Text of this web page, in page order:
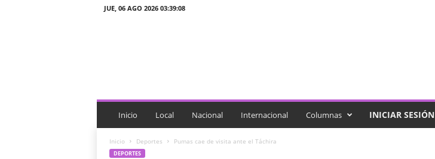
JUE, 06 AGO 2026 03:39:08
c
a
Inicio Local Nacional Internacional Columnas INICIAR SESIÓN
Inicio Deportes Pumas cae de visita ante el Táchira
DEPORTES